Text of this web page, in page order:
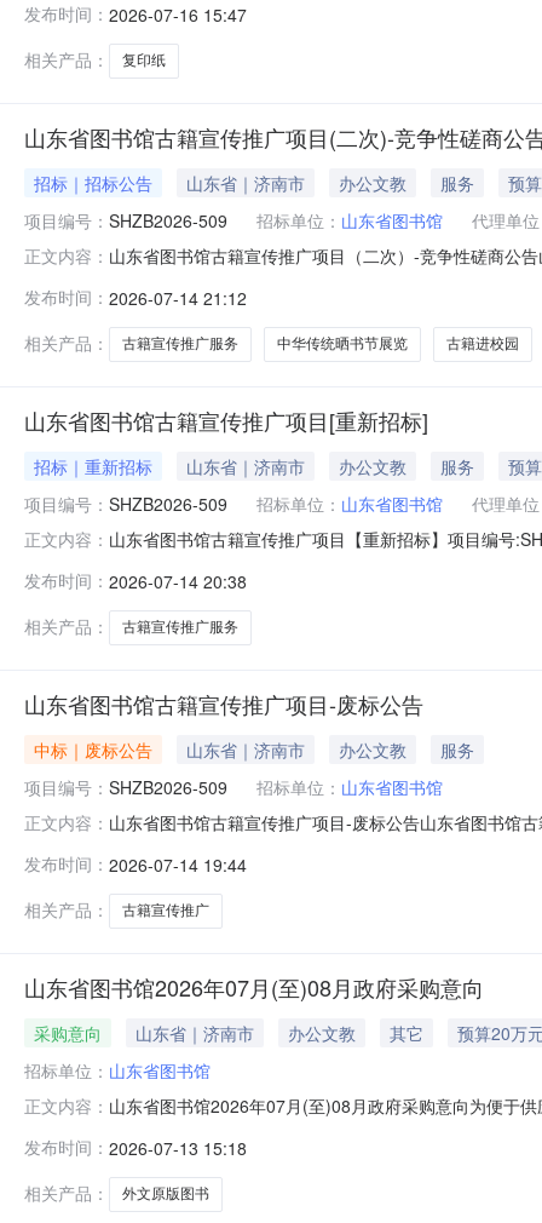
济南市天桥区官扎营街道中恒商城XW2005联系方式：
发布时间： 2026-07-16 15:47
相关产品：
复印纸
山东省图书馆古籍宣传推广项目(二次)-竞争性磋商公
招标｜招标公告 山东省｜济南市 办公文教 服务
预
项目编号： SHZB2026-509 招标单位： 山东省图书馆
代理单
正文内容： 山东省图书馆古籍宣传推广项目（二次）-竞争性磋商公
图书馆古籍宣传推广项目预算金额：6万元最高限价：6
联合体。二、申请人的资格要求
发布时间： 2026-07-14 21:12
相关产品：
古籍宣传推广服务 中华传统晒书节展览 古籍进校园
山东省图书馆古籍宣传推广项目[重新招标]
招标｜重新招标 山东省｜济南市 办公文教 服务
预
项目编号： SHZB2026-509 招标单位： 山东省图书馆
代理单
正文内容： 山东省图书馆古籍宣传推广项目【重新招标】项目编号
发布时间： 2026-07-14 20:38
相关产品：
古籍宣传推广服务
山东省图书馆古籍宣传推广项目-废标公告
中标｜废标公告 山东省｜济南市 办公文教
服务
项目编号： SHZB2026-509 招标单位： 山东省图书馆
正文内容： 山东省图书馆古籍宣传推广项目-废标公告山东省图书馆
采购人：山东省图书馆地址：济南市二环东路2912号联
区唐
发布时间： 2026-07-14 19:44
相关产品：
古籍宣传推广
山东省图书馆2026年07月(至)08月政府采购意向
采购意向 山东省｜济南市 办公文教 其它
预算20万
招标单位： 山东省图书馆
正文内容： 山东省图书馆2026年07月(至)08月政府采购意向为便于
馆2026年外文原版图书采购项目国际获奖类图书、国外
购意向
发布时间： 2026-07-13 15:18
相关产品：
外文原版图书